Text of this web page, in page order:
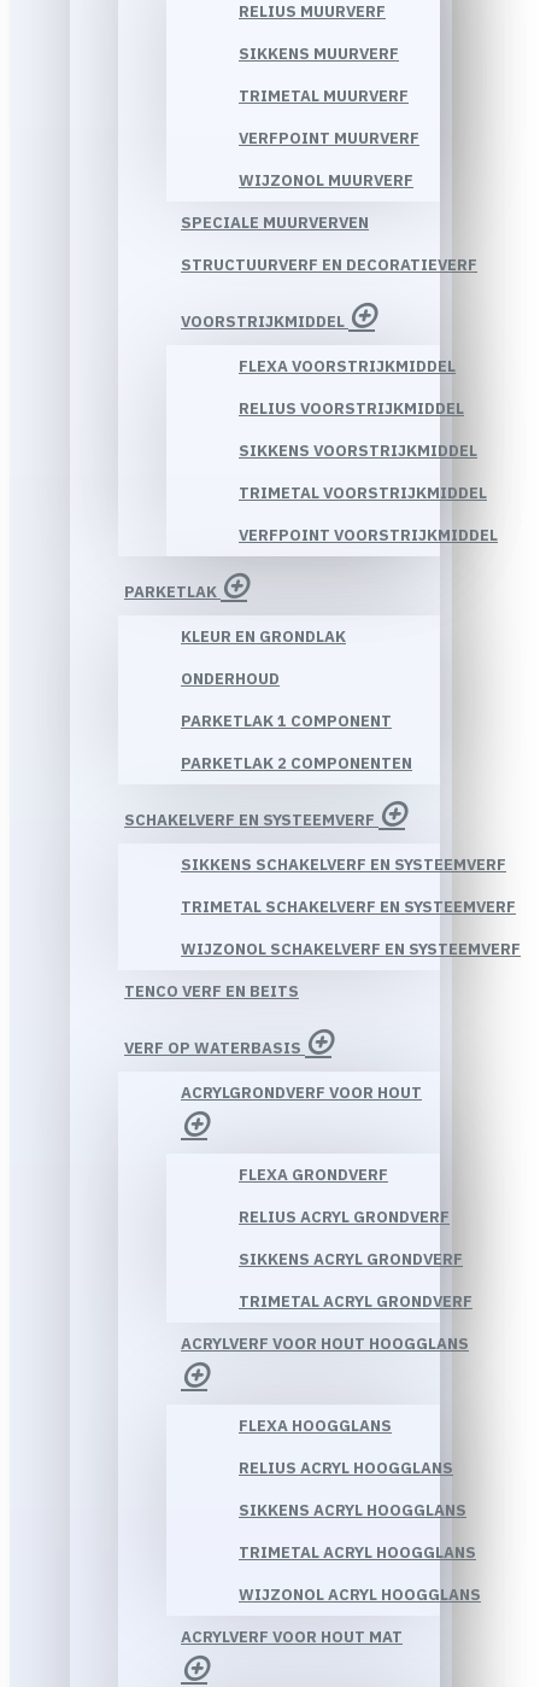
RELIUS MUURVERF
SIKKENS MUURVERF
TRIMETAL MUURVERF
VERFPOINT MUURVERF
WIJZONOL MUURVERF
SPECIALE MUURVERVEN
STRUCTUURVERF EN DECORATIEVERF
VOORSTRIJKMIDDEL
FLEXA VOORSTRIJKMIDDEL
RELIUS VOORSTRIJKMIDDEL
SIKKENS VOORSTRIJKMIDDEL
TRIMETAL VOORSTRIJKMIDDEL
VERFPOINT VOORSTRIJKMIDDEL
PARKETLAK
KLEUR EN GRONDLAK
ONDERHOUD
PARKETLAK 1 COMPONENT
PARKETLAK 2 COMPONENTEN
SCHAKELVERF EN SYSTEEMVERF
SIKKENS SCHAKELVERF EN SYSTEEMVERF
TRIMETAL SCHAKELVERF EN SYSTEEMVERF
WIJZONOL SCHAKELVERF EN SYSTEEMVERF
TENCO VERF EN BEITS
VERF OP WATERBASIS
ACRYLGRONDVERF VOOR HOUT
FLEXA GRONDVERF
RELIUS ACRYL GRONDVERF
SIKKENS ACRYL GRONDVERF
TRIMETAL ACRYL GRONDVERF
ACRYLVERF VOOR HOUT HOOGGLANS
FLEXA HOOGGLANS
RELIUS ACRYL HOOGGLANS
SIKKENS ACRYL HOOGGLANS
TRIMETAL ACRYL HOOGGLANS
WIJZONOL ACRYL HOOGGLANS
ACRYLVERF VOOR HOUT MAT